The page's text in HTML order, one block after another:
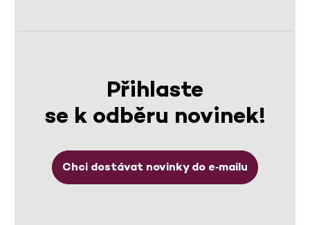
Přihlaste
se k odběru novinek!
Chci dostávat novinky do e‑mailu